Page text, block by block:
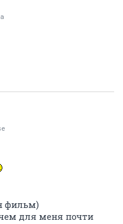
фильм)
для меня почти